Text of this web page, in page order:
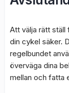
Att välja rätt ställ
din cykel säker.
regelbundet
överväga dina
mellan och fatta